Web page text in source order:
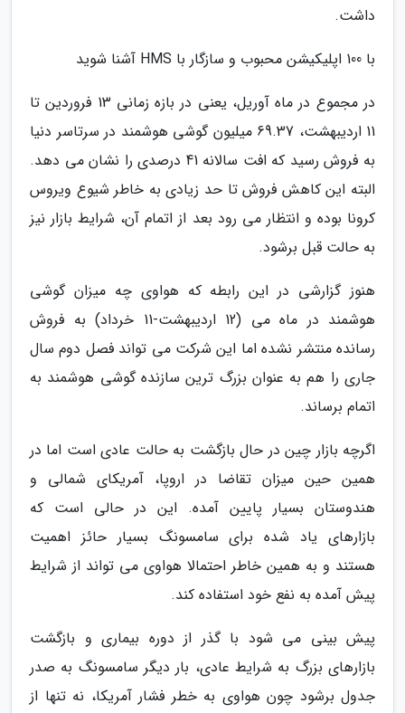
داشت.
با 100 اپلیکیشن محبوب و سازگار با HMS آشنا شوید
در مجموع در ماه آوریل، یعنی در بازه زمانی 13 فروردین تا
11 اردیبهشت، 69.37 میلیون گوشی هوشمند در سرتاسر دنیا
به فروش رسید که افت سالانه 41 درصدی را نشان می دهد.
البته این کاهش فروش تا حد زیادی به خاطر شیوع ویروس
کرونا بوده و انتظار می رود بعد از اتمام آن، شرایط بازار نیز
به حالت قبل برشود.
هنوز گزارشی در این رابطه که هواوی چه میزان گوشی
هوشمند در ماه می (12 اردیبهشت-11 خرداد) به فروش
رسانده منتشر نشده اما این شرکت می تواند فصل دوم سال
جاری را هم به عنوان بزرگ ترین سازنده گوشی هوشمند به
اتمام برساند.
اگرچه بازار چین در حال بازگشت به حالت عادی است اما در
همین حین میزان تقاضا در اروپا، آمریکای شمالی و
هندوستان بسیار پایین آمده. این در حالی است که
بازارهای یاد شده برای سامسونگ بسیار حائز اهمیت
هستند و به همین خاطر احتمالا هواوی می تواند از شرایط
پیش آمده به نفع خود استفاده کند.
پیش بینی می شود با گذر از دوره بیماری و بازگشت
بازارهای بزرگ به شرایط عادی، بار دیگر سامسونگ به صدر
جدول برشود چون هواوی به خطر فشار آمریکا، نه تنها از